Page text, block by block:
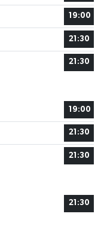
19:00
21:30
21:30
19:00
21:30
21:30
21:30